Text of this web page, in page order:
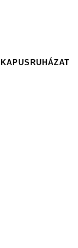
KAPUSRUHÁZAT